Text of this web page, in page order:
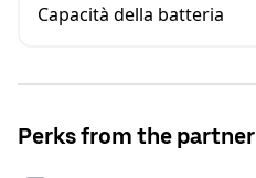
Capacità della batteria
Perks from the partner